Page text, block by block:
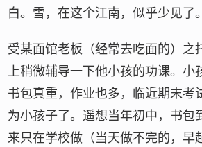
白。雪，在这个江南，似乎少见了。
受某面馆老板（经常去吃面的）之
上稍微辅导一下他小孩的功课。小
书包真重，作业也多，临近期末考
为小孩子了。遥想当年初中，书包
来只在学校做（当天做不完的，早